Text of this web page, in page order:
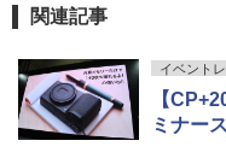
関連記事
イベント
【
ミナー